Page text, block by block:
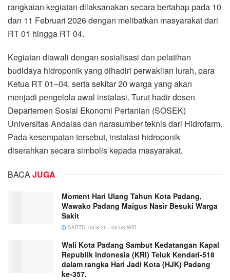
rangkaian kegiatan dilaksanakan secara bertahap pada 10
dan 11 Februari 2026 dengan melibatkan masyarakat dari
RT 01 hingga RT 04.
Kegiatan diawali dengan sosialisasi dan pelatihan
budidaya hidroponik yang dihadiri perwakilan lurah, para
Ketua RT 01–04, serta sekitar 20 warga yang akan
menjadi pengelola awal instalasi. Turut hadir dosen
Departemen Sosial Ekonomi Pertanian (SOSEK)
Universitas Andalas dan narasumber teknis dari Hidrofarm.
Pada kesempatan tersebut, instalasi hidroponik
diserahkan secara simbolis kepada masyarakat.
BACAJUGA
Moment Hari Ulang Tahun Kota Padang,
Wawako Padang Maigus Nasir Besuki Warga
Sakit
SABTU, 08/8/26 | 06:08 WIB
Wali Kota Padang Sambut Kedatangan Kapal
Republik Indonesia (KRI) Teluk Kendari-518
dalam rangka Hari Jadi Kota (HJK) Padang
ke-357.